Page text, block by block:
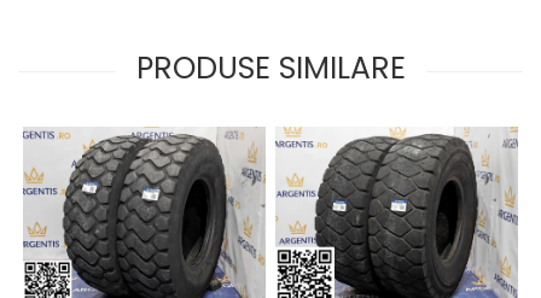
PRODUSE SIMILARE